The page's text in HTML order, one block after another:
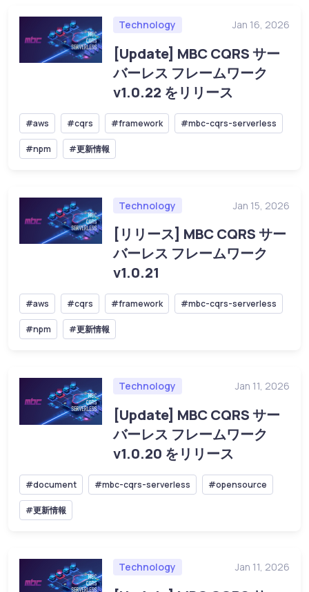
Technology Jan 16, 2026
[Update] MBC CQRS サー
バーレス フレームワーク
v1.0.22 をリリース
#aws #cqrs #framework #mbc-cqrs-serverless
#npm #更新情報
Technology Jan 15, 2026
[リリース] MBC CQRS サー
バーレス フレームワーク
v1.0.21
#aws #cqrs #framework #mbc-cqrs-serverless
#npm #更新情報
Technology Jan 11, 2026
[Update] MBC CQRS サー
バーレス フレームワーク
v1.0.20 をリリース
#document #mbc-cqrs-serverless #opensource
#更新情報
Technology Jan 11, 2026